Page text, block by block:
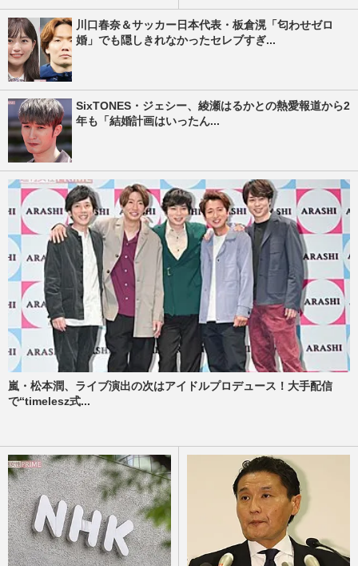
川口春奈＆サッカー日本代表・板倉滉「匂わせゼロ
婚」でも隠しきれなかったセレブすぎ...
SixTONES・ジェシー、綾瀬はるかとの熱愛報道から2
年も「結婚計画はいったん...
嵐・松本潤、ライブ演出の次はアイドルプロデュース！大手配信
で“timelesz式...